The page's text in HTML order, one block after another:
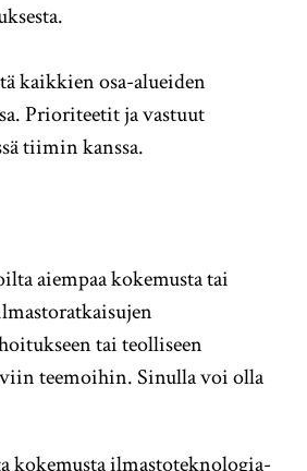
kaikkien osa-alueiden
Prioriteetit ja vastuut
tiimin kanssa.
aiempaa kokemusta tai
tai teolliseen
teemoihin. Sinulla voi olla
kokemusta ilmastoteknologia-